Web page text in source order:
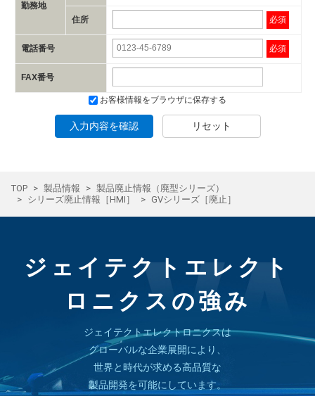
勤務地
住所 必須
電話番号 必須
FAX番号
お客様情報をブラウザに保存する
入力内容を確認 リセット
TOP 製品情報
製品廃止情報（廃型シリーズ）
シリーズ廃止情報［HMI］
GVシリーズ［廃止］
ジェイテクトエレクト
ロニクスの強み
ジェイテクトエレクトロニクスは
グローバルな企業展開により、
世界と時代が求める高品質な
製品開発を可能にしています。